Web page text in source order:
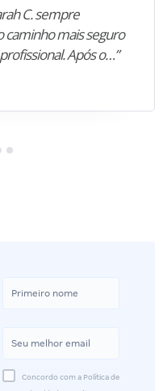
C. sempre
caminho mais seguro
Após o…”
Concordo com a Política de